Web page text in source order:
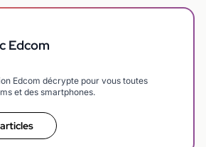
Edcom
Edcom décrypte pour vous toutes
et des smartphones.